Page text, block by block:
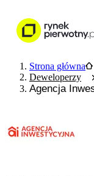
Strona główna
Deweloperzy
Agencja